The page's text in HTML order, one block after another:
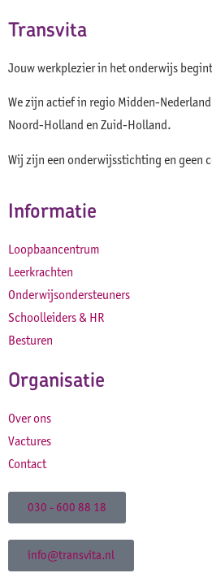
Transvita
Jouw werkplezier in het onderwijs
We zijn actief in regio Midden-
Noord-Holland en Zuid-Holland.
Wij zijn een onderwijsstichting en geen
Informatie
Loopbaancentrum
Leerkrachten
Onderwijsondersteuners
Schoolleiders & HR
Besturen
Organisatie
Over ons
Vactures
Contact
030 - 600 88 18
info@transvita.nl